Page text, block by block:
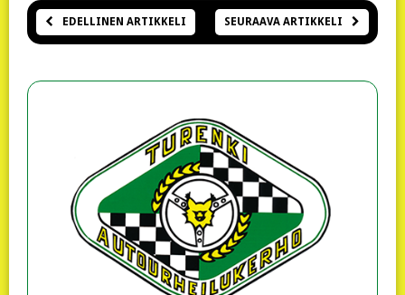
EDELLINEN ARTIKKELI SEURAAVA ARTIKKELI